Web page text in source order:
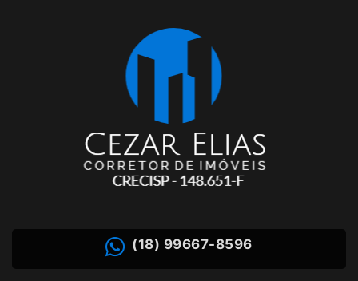
(18) 99667-8596